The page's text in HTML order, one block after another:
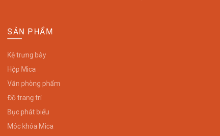
SẢN PHẨM
Kệ trưng bày
Hộp Mica
Văn phòng phẩm
Đồ trang trí
Bục phát biểu
Móc khóa Mica